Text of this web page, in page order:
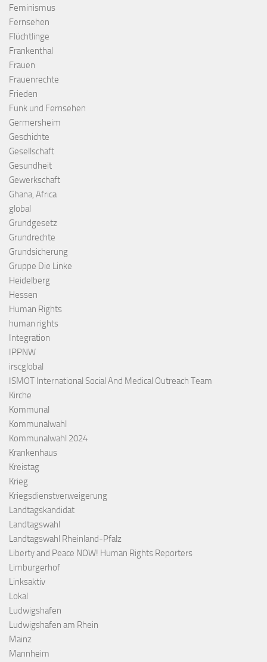
Feminismus
Fernsehen
Flüchtlinge
Frankenthal
Frauen
Frauenrechte
Frieden
Funk und Fernsehen
Germersheim
Geschichte
Gesellschaft
Gesundheit
Gewerkschaft
Ghana, Africa
global
Grundgesetz
Grundrechte
Grundsicherung
Gruppe Die Linke
Heidelberg
Hessen
Human Rights
human rights
Integration
IPPNW
irscglobal
ISMOT International Social And Medical Outreach Team
Kirche
Kommunal
Kommunalwahl
Kommunalwahl 2024
Krankenhaus
Kreistag
Krieg
Kriegsdienstverweigerung
Landtagskandidat
Landtagswahl
Landtagswahl Rheinland-Pfalz
Liberty and Peace NOW! Human Rights Reporters
Limburgerhof
Linksaktiv
Lokal
Ludwigshafen
Ludwigshafen am Rhein
Mainz
Mannheim